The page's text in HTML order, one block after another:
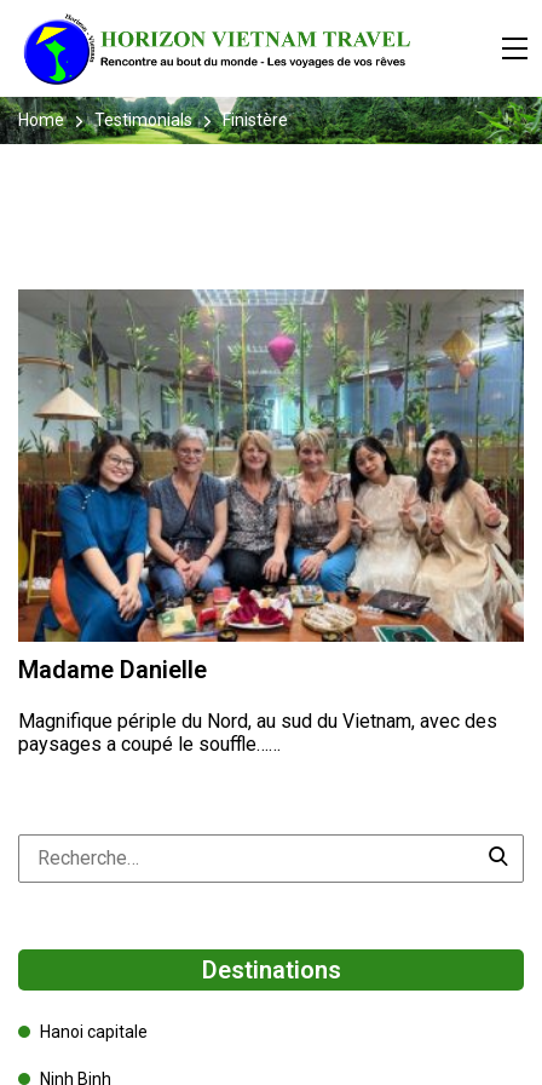
Home Testimonials Finistère
Madame Danielle
Magnifique périple du Nord, au sud du Vietnam, avec des
paysages a coupé le souffle……
Destinations
Hanoi capitale
Ninh Binh